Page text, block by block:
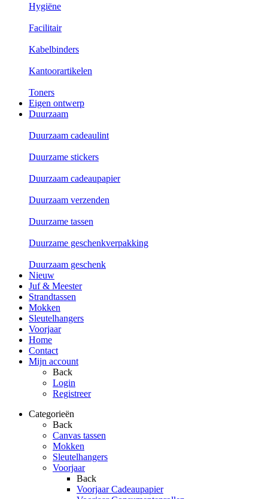
Hygiëne
Facilitair
Kabelbinders
Kantoorartikelen
Toners
Eigen ontwerp
Duurzaam
Duurzaam cadeaulint
Duurzame stickers
Duurzaam cadeaupapier
Duurzaam verzenden
Duurzame tassen
Duurzame geschenkverpakking
Duurzaam geschenk
Nieuw
Juf & Meester
Strandtassen
Mokken
Sleutelhangers
Voorjaar
Home
Contact
Mijn account
Back
Login
Registreer
Categorieën
Back
Canvas tassen
Mokken
Sleutelhangers
Voorjaar
Back
Voorjaar Cadeaupapier